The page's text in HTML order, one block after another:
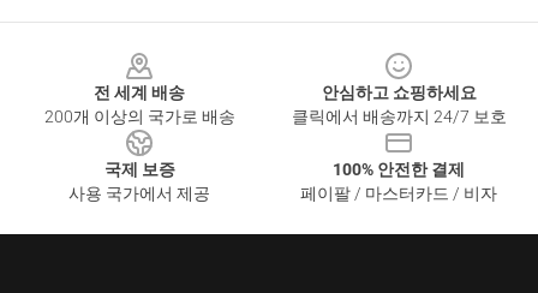
전 세계 배송
200개 이상의 국가로 배송
안심하고 쇼핑하세요
클릭에서 배송까지 24/7 보호
국제 보증
사용 국가에서 제공
100% 안전한 결제
페이팔 / 마스터카드 / 비자